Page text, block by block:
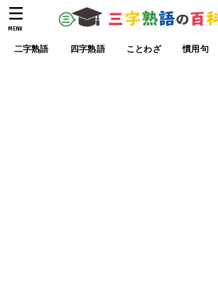
二字熟語 四字熟語 ことわざ 慣用句
MENU